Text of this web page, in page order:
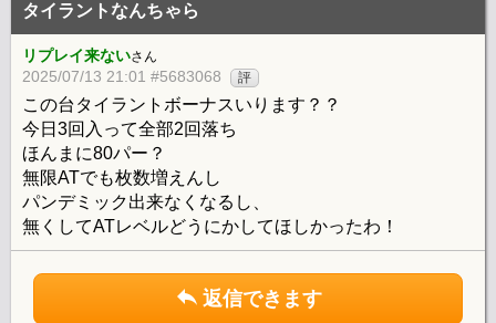
タイラントなんちゃら
リプレイ来ないさん
2025/07/13 21:01 #5683068 評
この台タイラントボーナスいります？？
今日3回入って全部2回落ち
ほんまに80パー？
無限ATでも枚数増えんし
パンデミック出来なくなるし、
無くしてATレベルどうにかしてほしかったわ！
返信できます